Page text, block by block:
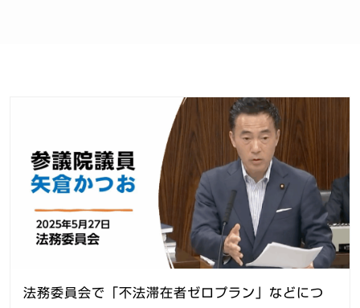
法務委員会で「不法滞在者ゼロプラン」などにつ